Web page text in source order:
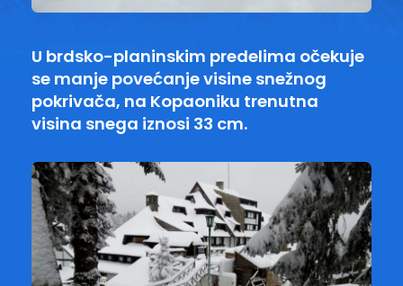
U brdsko-planinskim predelima očekuje
se manje povećanje visine snežnog
pokrivača, na Kopaoniku trenutna
visina snega iznosi 33 cm.